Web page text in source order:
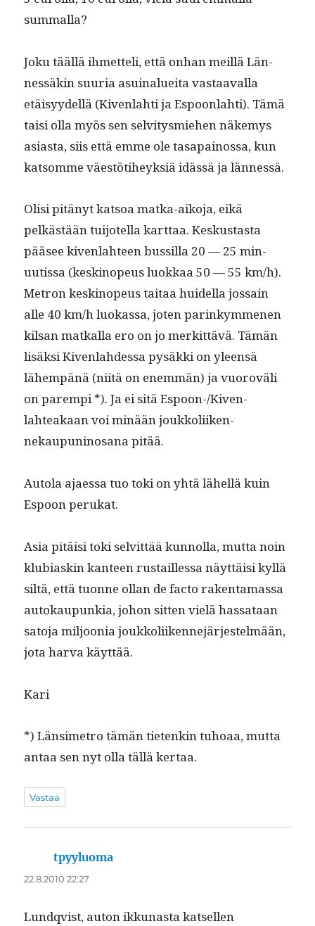
summalla?
Joku tääl­lä ihmetteli, että onhan meil­lä Län­
nessäkin suuria asuinaluei­ta vas­taaval­la
etäisyy­del­lä (Kiven­lahti ja Espoon­lahti). Tämä
taisi olla myös sen selvi­tys­miehen näke­mys
asi­as­ta, siis että emme ole tas­apain­os­sa, kun
kat­somme väestöti­heyk­siä idässä ja lännessä.
Olisi pitänyt kat­soa mat­ka-aiko­ja, eikä
pelkästään tui­jotel­la kart­taa. Keskus­tas­ta
pääsee kiven­lah­teen bus­sil­la 20 — 25 min­
uutis­sa (keskinopeus luokkaa 50 — 55 km/h).
Metron keskinopeus taitaa huidel­la jos­sain
alle 40 km/h luokas­sa, joten parinkymme­nen
kil­san matkalla ero on jo merkit­tävä. Tämän
lisäk­si Kiven­lahdessa pysäk­ki on yleen­sä
lähempänä (niitä on enem­män) ja vuoroväli
on parem­pi *). Ja ei sitä Espoon-/Kiven­
lahteakaan voi minään joukkoli­iken­
nekaupuni­nosana pitää.
Auto­la ajaes­sa tuo toki on yhtä lähel­lä kuin
Espoon perukat.
Asia pitäisi toki selvit­tää kun­nol­la, mut­ta noin
klu­bi­askin kan­teen rus­tail­lessa näyt­täisi kyl­lä
siltä, että tuonne ollan de fac­to rak­en­ta­mas­sa
autokaupunkia, johon sit­ten vielä has­sa­taan
sato­ja miljoo­nia joukkoli­iken­nejär­jestelmään,
jota har­va käyttää.
Kari
*) Län­simetro tämän tietenkin tuhoaa, mut­ta
antaa sen nyt olla täl­lä kertaa.
Vastaa
tpyyluoma
22.8.2010 22:27
Lundqvist, auton ikku­nas­ta kat­sellen